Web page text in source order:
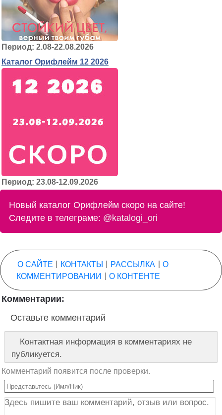
Период: 2.08-22.08.2026
Каталог Орифлейм 12 2026
Период: 23.08-12.09.2026
Новый каталог Орифлейм скоро на сайте!
Следите в телеграме: @katalogi_ori
О САЙТЕ КОНТАКТЫ РАССЫЛКА
О
КОММЕНТИРОВАНИИ
О КОНТЕНТЕ
Комментарии:
Оставьте комментарий
Контактная информация в комментариях не
публикуется.
Комментарий появится после проверки.